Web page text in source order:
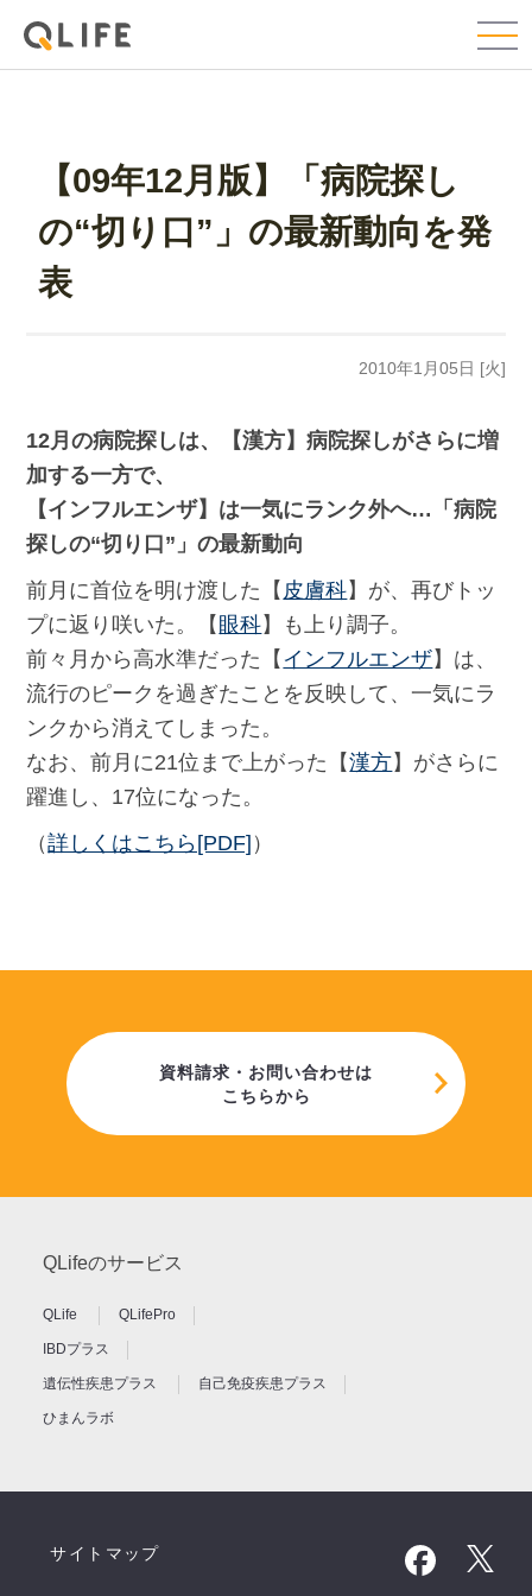
【09年12月版】「病院探し
の“切り口”」の最新動向を発
表
2010年1月05日 [火]
12月の病院探しは、【漢方】病院探しがさらに増
加する一方で、
【インフルエンザ】は一気にランク外へ…「病院
探しの“切り口”」の最新動向
前月に首位を明け渡した【 皮膚科】が、再びトッ
プに返り咲いた。【 眼科】も上り調子。
前々月から高水準だった【 インフルエンザ】は、
流行のピークを過ぎたことを反映して、一気にラ
ンクから消えてしまった。
なお、前月に21位まで上がった【漢方】がさらに
躍進し、17位になった。
（詳しくはこちら[PDF] ）
資料請求・お問い合わせは
こちらから
QLifeのサービス
QLife QLifePro
IBDプラス
遺伝性疾患プラス 自己免疫疾患プラス
ひまんラボ
サイトマップ